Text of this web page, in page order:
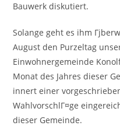
Bauwerk diskutiert.
Solange geht es ihm
August den Purzeltag
Einwohnergemeinde
Monat des Jahres dieser
innert einer
WahlvorschlГ¤ge
dieser Gemeinde.